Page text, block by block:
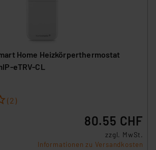
Home Heizkörperthermostat
eTRV-CL
(2)
80.55 CHF
zzgl. MwSt.
Informationen zu Versandkosten